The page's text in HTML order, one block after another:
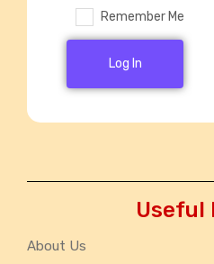
Remember Me
Log In
Useful
About Us